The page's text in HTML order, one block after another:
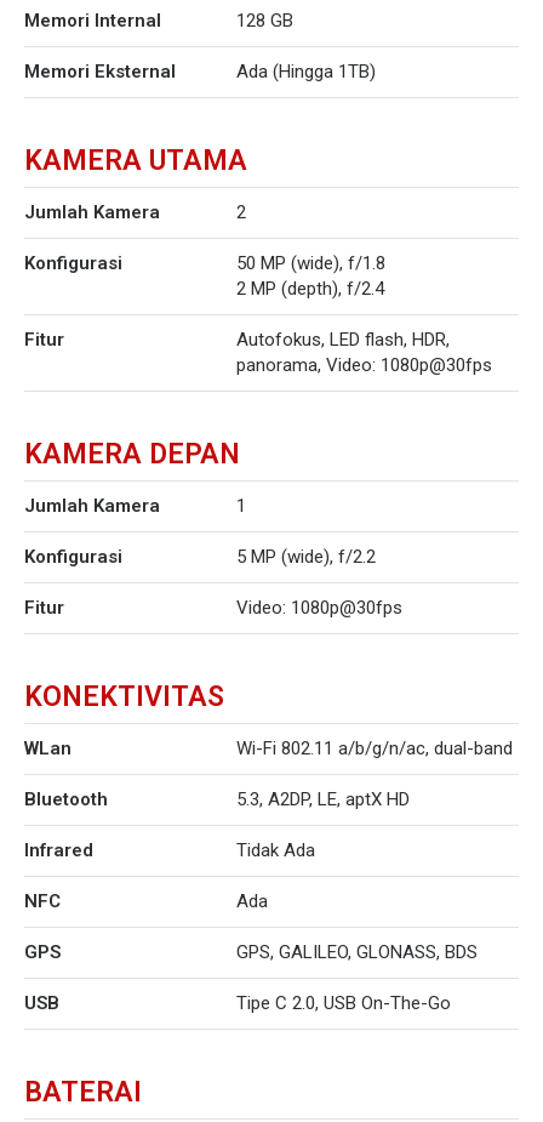
Memori Internal 128 GB
Memori Eksternal Ada (Hingga 1TB)
KAMERA UTAMA
Jumlah Kamera 2
Konfigurasi
50 MP (wide), f/1.8
2 MP (depth), f/2.4
Fitur
Autofokus, LED flash, HDR,
panorama, Video: 1080p@30fps
KAMERA DEPAN
Jumlah Kamera 1
Konfigurasi 5 MP (wide), f/2.2
Fitur Video: 1080p@30fps
KONEKTIVITAS
WLan Wi-Fi 802.11 a/b/g/n/ac, dual-band
Bluetooth 5.3, A2DP, LE, aptX HD
Infrared Tidak Ada
NFC Ada
GPS GPS, GALILEO, GLONASS, BDS
USB Tipe C 2.0, USB On-The-Go
BATERAI